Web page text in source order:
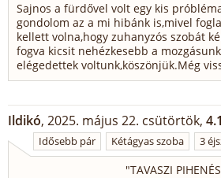
Sajnos a fürdővel volt egy kis
gondolom az a mi hibánk is,mivel
kellett volna,hogy zuhanyzós szobát
fogva kicsit nehézkesebb a
elégedettek voltunk,köszönjük.Még
Ildikó, 2025. május 22. csütörtök,
Idősebb pár Kétágyas szoba 3
"TAVASZI PIHENÉS